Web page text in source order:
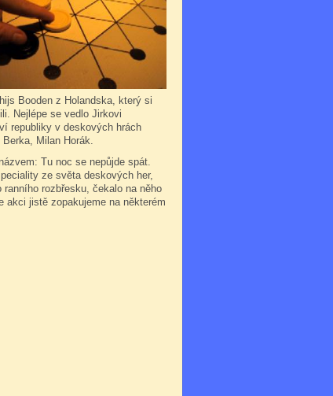
Booden z Holandska, který si
Nejlépe se vedlo Jirkovi
republiky v deskových hrách
Milan Horák.
Tu noc se nepůjde spát.
ze světa deskových her,
rozbřesku, čekalo na něho
akci jistě zopakujeme na některém